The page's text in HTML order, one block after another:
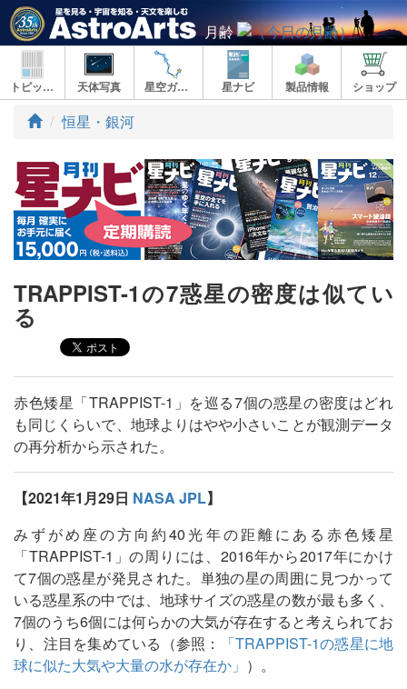
月齢
トピックス 天体写真 星空ガイド 星ナビ 製品情報 ショップ
ト
プ
恒星・銀河
TRAPPIST-1の7惑星の密度は似てい
る
赤色矮星「TRAPPIST-1」を巡る7個の惑星の密度はどれ
も同じくらいで、地球よりはやや小さいことが観測データ
の再分析から示された。
【2021年1月29日 NASA JPL】
みずがめ座の方向約40光年の距離にある赤色矮星
「TRAPPIST-1」の周りには、2016年から2017年にかけ
て7個の惑星が発見された。単独の星の周囲に見つかって
いる惑星系の中では、地球サイズの惑星の数が最も多く、
7個のうち6個には何らかの大気が存在すると考えられてお
り、注目を集めている（参照：
「TRAPPIST-1の惑星に地
球に似た大気や大量の水が存在か」 ）。